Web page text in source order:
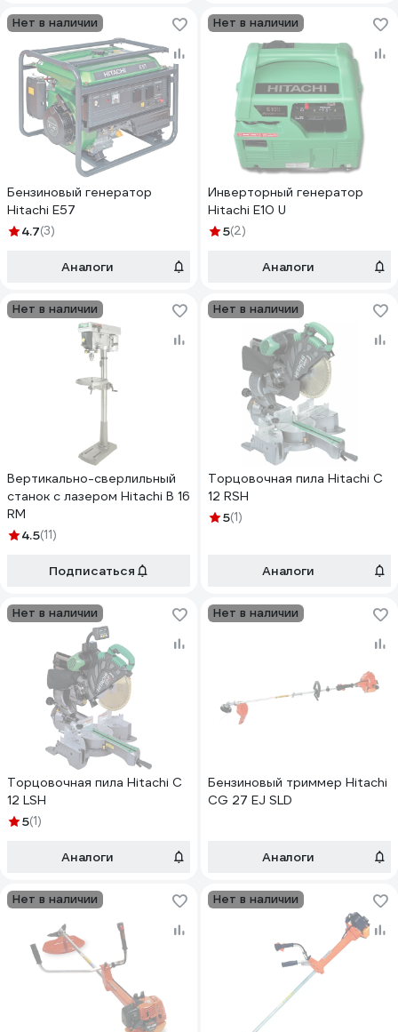
Нет в наличии
Бензиновый генератор
Hitachi E57
4.7(3)
Аналоги
Нет в наличии
Инверторный генератор
Hitachi E10 U
5(2)
Аналоги
Нет в наличии
Вертикально-сверлильный
станок с лазером Hitachi B 16
RM
4.5(11)
Подписаться
Нет в наличии
Торцовочная пила Hitachi C
12 RSH
5(1)
Аналоги
Нет в наличии
Торцовочная пила Hitachi C
12 LSH
5(1)
Аналоги
Нет в наличии
Бензиновый триммер Hitachi
CG 27 EJ SLD
Аналоги
Нет в наличии Нет в наличии